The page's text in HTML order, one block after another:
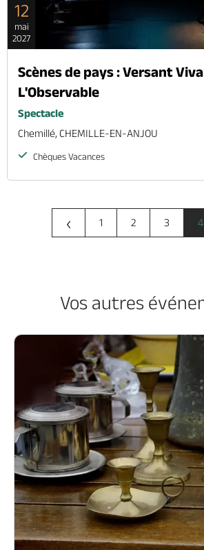
12
mai
2027
Scènes de pays : Versant
L'Observable
Spectacle
Chemillé, CHEMILLE-EN-ANJOU
Chèques Vacances
‹ 1 2 3 4
Vos autres